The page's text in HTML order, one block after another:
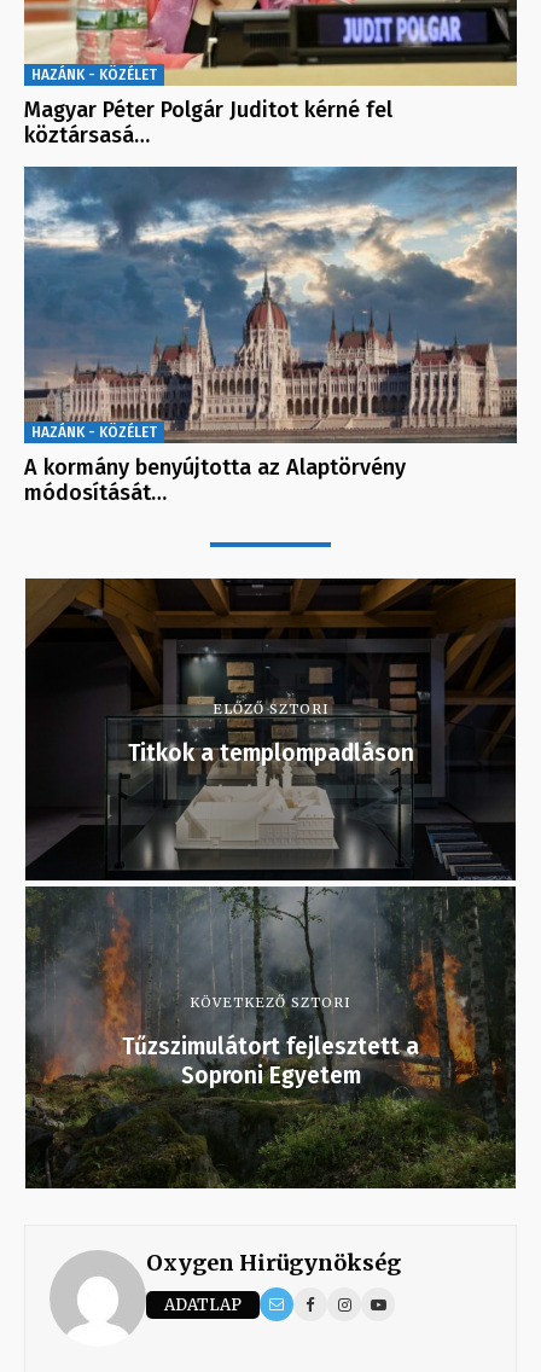
HAZÁNK - KÖZÉLET
Magyar Péter Polgár Juditot kérné fel
köztársasá…
HAZÁNK - KÖZÉLET
A kormány benyújtotta az Alaptörvény
módosítását…
ELŐZŐ SZTORI
Titkok a templompadláson
KÖVETKEZŐ SZTORI
Tűzszimulátort fejlesztett a
Soproni Egyetem
Oxygen Hirügynökség
ADATLAP